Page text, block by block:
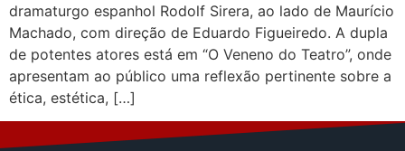
dramaturgo espanhol Rodolf Sirera, ao lado de Maurício
Machado, com direção de Eduardo Figueiredo. A dupla
de potentes atores está em “O Veneno do Teatro”, onde
apresentam ao público uma reflexão pertinente sobre a
ética, estética, […]